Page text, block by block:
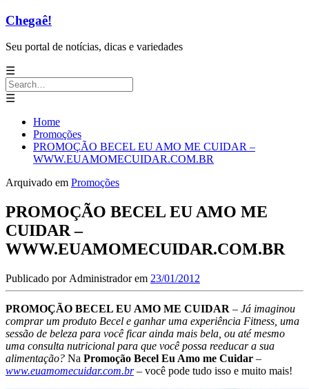
Chegaê!
Seu portal de notícias, dicas e variedades
☰
Search
for:
☰
Home
Promoções
PROMOÇÃO BECEL EU AMO ME CUIDAR –
WWW.EUAMOMECUIDAR.COM.BR
Arquivado em Promoções
PROMOÇÃO BECEL EU AMO ME
CUIDAR –
WWW.EUAMOMECUIDAR.COM.BR
Publicado por Administradorem 23/01/2012
PROMOÇÃO BECEL EU AMO ME CUIDAR – Já imaginou
comprar um produto Becel e ganhar uma experiência Fitness, uma
sessão de beleza para você ficar ainda mais bela, ou até mesmo
uma consulta nutricional para que você possa reeducar a sua
alimentação? Na Promoção Becel Eu Amo me Cuidar –
www.euamomecuidar.com.br – você pode tudo isso e muito mais!